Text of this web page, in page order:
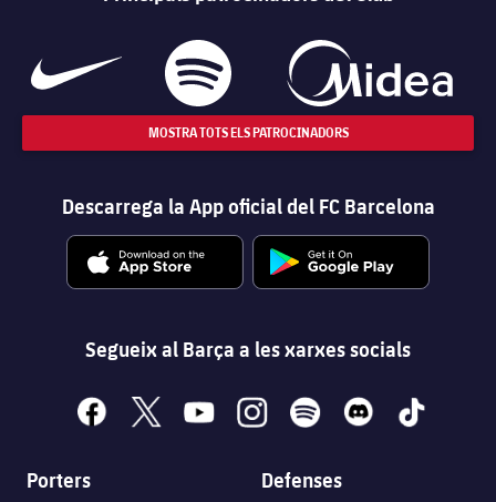
MOSTRA TOTS ELS PATROCINADORS
Descarrega la App oficial del FC Barcelona
Segueix al Barça a les xarxes socials
facebook
x youtubeinstagramspotify discord tiktok
Porters Defenses